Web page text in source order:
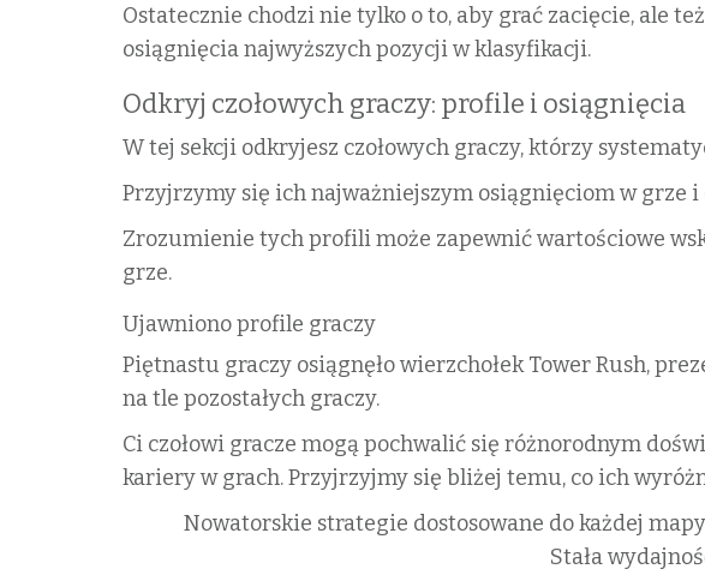
Ostatecznie chodzi nie tylko o to, aby grać zacięcie, ale
osiągnięcia najwyższych pozycji w klasyfikacji.
Odkryj czołowych graczy: profile i osiągnięcia
W tej sekcji odkryjesz czołowych graczy, którzy
Przyjrzymy się ich najważniejszym osiągnięciom w
Zrozumienie tych profili może zapewnić wartościowe
grze.
Ujawniono profile graczy
Piętnastu graczy osiągnęło wierzchołek Tower Rush,
na tle pozostałych graczy.
Ci czołowi gracze mogą pochwalić się różnorodnym
kariery w grach. Przyjrzyjmy się bliżej temu, co ich
Nowatorskie strategie dostosowane do każdej mapy
Stała